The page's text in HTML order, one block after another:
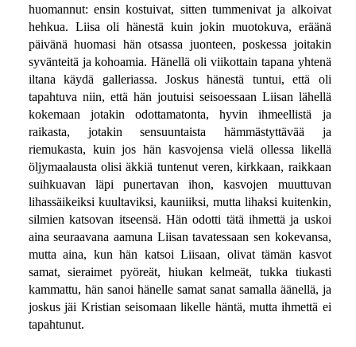
huomannut: ensin kostuivat, sitten tummenivat ja alkoivat
hehkua. Liisa oli hänestä kuin jokin muotokuva, eräänä
päivänä huomasi hän otsassa juonteen, poskessa joitakin
syvänteitä ja kohoamia. Hänellä oli viikottain tapana yhtenä
iltana käydä galleriassa. Joskus hänestä tuntui, että oli
tapahtuva niin, että hän joutuisi seisoessaan Liisan lähellä
kokemaan jotakin odottamatonta, hyvin ihmeellistä ja
raikasta, jotakin sensuuntaista hämmästyttävää ja
riemukasta, kuin jos hän kasvojensa vielä ollessa likellä
öljymaalausta olisi äkkiä tuntenut veren, kirkkaan, raikkaan
suihkuavan läpi punertavan ihon, kasvojen muuttuvan
lihassäikeiksi kuultaviksi, kauniiksi, mutta lihaksi kuitenkin,
silmien katsovan itseensä. Hän odotti tätä ihmettä ja uskoi
aina seuraavana aamuna Liisan tavatessaan sen kokevansa,
mutta aina, kun hän katsoi Liisaan, olivat tämän kasvot
samat, sieraimet pyöreät, hiukan kelmeät, tukka tiukasti
kammattu, hän sanoi hänelle samat sanat samalla äänellä, ja
joskus jäi Kristian seisomaan likelle häntä, mutta ihmettä ei
tapahtunut.